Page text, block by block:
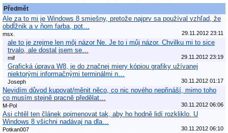
Předmět
Ale za to mi je Windows 8 smiešny, pretože najprv sa používal vzhľad, že
obdĺžnik a v ňom farba, pot…
msx. 29.11.2012 23:11
ale to je zrejme len môj názor Ne. Je to i můj názor. Chvilku mi to sice
trvalo, ale dostal jsem se…
mif 29.11.2012 23:19
Grafická úprava W8, je do značnej miery kópiou grafiky užívanej
niektorými informačnými terminálmi n…
Joseph 30.11.2012 01:17
Nevidím důvod kupovat/měnit něco, co nic nového nepřináší, mimo toho
co musím stejně pracně předělat…
M-Pol 30.11.2012 06:06
Asi chtěl ten článek pojmenovat tak, aby ho hodně lidí rozkliklo. U
Windows 8 všichni nadávaj na dla…
Potkan007 30.11.2012 06:10